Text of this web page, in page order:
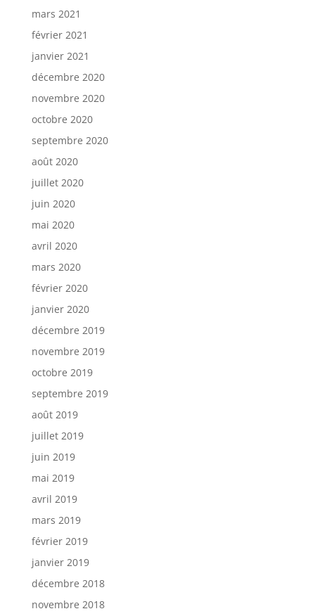
mars 2021
février 2021
janvier 2021
décembre 2020
novembre 2020
octobre 2020
septembre 2020
août 2020
juillet 2020
juin 2020
mai 2020
avril 2020
mars 2020
février 2020
janvier 2020
décembre 2019
novembre 2019
octobre 2019
septembre 2019
août 2019
juillet 2019
juin 2019
mai 2019
avril 2019
mars 2019
février 2019
janvier 2019
décembre 2018
novembre 2018